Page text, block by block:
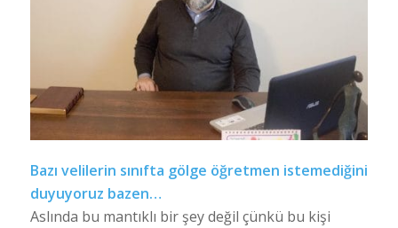
Bazı velilerin sınıfta gölge öğretmen istemediğini
duyuyoruz bazen…
Aslında bu mantıklı bir şey değil çünkü bu kişi